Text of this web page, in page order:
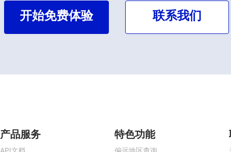
开始免费体验 联系我们
产品服务
API文档
特色功能
偏远地区查询